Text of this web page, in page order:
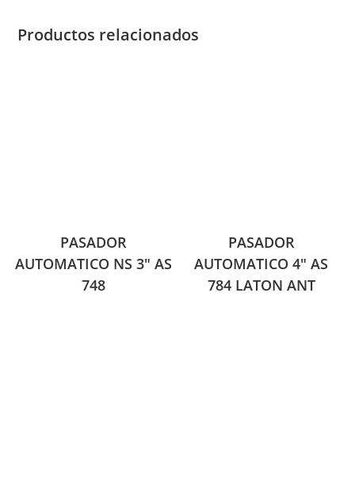
Productos relacionados
PASADOR
AUTOMATICO NS 3″ AS
748
PASADOR
AUTOMATICO 4″ AS
784 LATON ANT